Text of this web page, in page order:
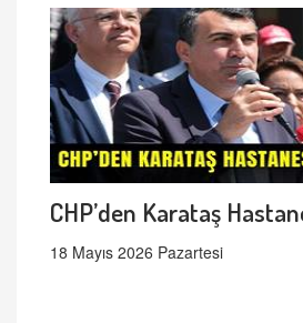
CHP’den Karataş
18 Mayıs 2026 Pazartesi